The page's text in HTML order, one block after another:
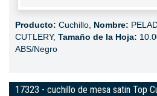
Producto: Cuchillo, Nombre:
CUTLERY, Tamaño de la Hoja:
ABS/Negro
17323 - cuchillo de mesa satin Top